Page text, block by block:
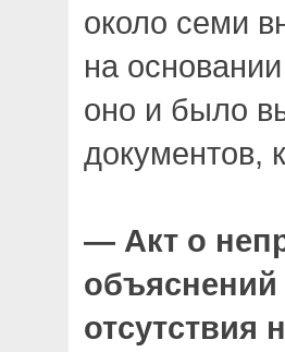
около семи
на
оно и было
документов,
— Акт о
отсутствия